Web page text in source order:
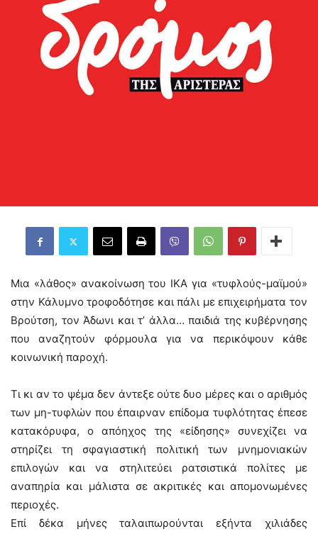
Μια «λάθος» ανακοίνωση του ΙΚΑ για «τυφλούς-μαϊμού»
στην Κάλυμνο τροφοδότησε και πάλι με επιχειρήματα τον
Βρούτση, τον Άδωνι και τ’ άλλα… παιδιά της κυβέρνησης
που αναζητούν φόρμουλα για να περικόψουν κάθε
κοινωνική παροχή.
Τι κι αν το ψέμα δεν άντεξε ούτε δυο μέρες και ο αριθμός
των μη-τυφλών που έπαιρναν επίδομα τυφλότητας έπεσε
κατακόρυφα, ο απόηχος της «είδησης» συνεχίζει να
στηρίζει τη σφαγιαστική πολιτική των μνημονιακών
επιλογών και να στηλιτεύει ρατσιστικά πολίτες με
αναπηρία και μάλιστα σε ακριτικές και απομονωμένες
περιοχές.
Επί δέκα μήνες ταλαιπωρούνται εξήντα χιλιάδες